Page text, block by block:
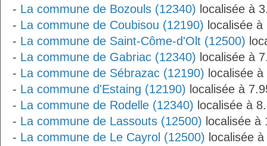
- La commune de Bozouls (12340) localisée à
- La commune de Coubisou (12190) localisée
- La commune de Saint-Côme-d'Olt (12500)
- La commune de Gabriac (12340) localisée à
- La commune de Sébrazac (12190) localisée
- La commune d'Estaing (12190) localisée à
- La commune de Rodelle (12340) localisée à
- La commune de Lassouts (12500) localisée à
- La commune de Le Cayrol (12500) localisée